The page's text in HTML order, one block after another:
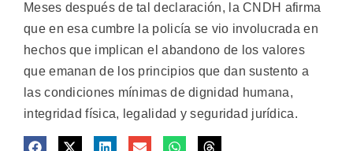
Meses después de tal declaración, la CNDH afirma
que en esa cumbre la policía se vio involucrada en
hechos que implican el abandono de los valores
que emanan de los principios que dan sustento a
las condiciones mínimas de dignidad humana,
integridad física, legalidad y seguridad jurídica.